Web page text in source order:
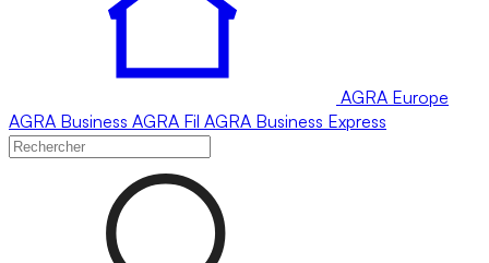
AGRA Europe
AGRA Business AGRA Fil AGRA Business Express